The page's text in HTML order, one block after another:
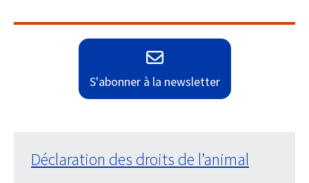
S'abonner à la newsletter
Déclaration des droits de l’animal